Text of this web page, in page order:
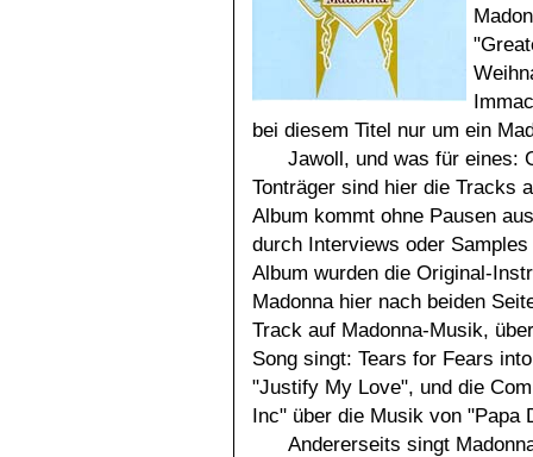
bei diesem Titel nur um ein
Jawoll, und was für eines:
Tonträger sind hier die Tracks
Album kommt ohne Pausen
durch Interviews oder
Album wurden die Original-
Madonna hier nach beiden
Track auf Madonna-Musik,
Song singt: Tears for Fears
"Justify My Love", und die
Inc" über die Musik von "Papa
Andererseits singt